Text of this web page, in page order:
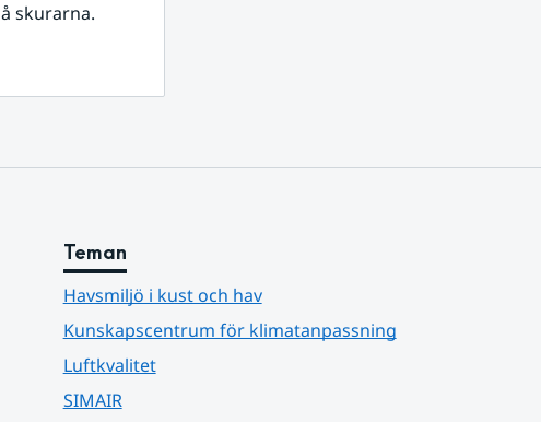
skurarna.
Teman
Havsmiljö i kust och hav
Kunskapscentrum för klimatanpassning
Luftkvalitet
SIMAIR